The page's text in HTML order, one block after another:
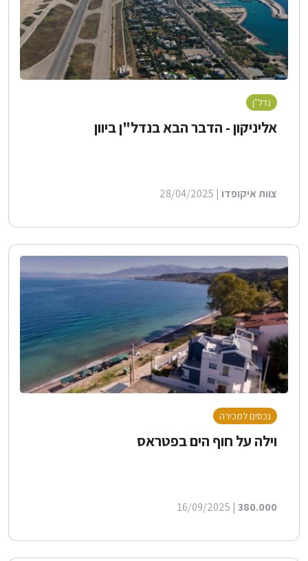
נדל"ן
אליניקון - הדבר הבא בנדל"ן ביוון
צוות איקופדו | 28/04/2025
נכסים למכירה
וילה על חוף הים בפטראס
380.000
| 16/09/2025